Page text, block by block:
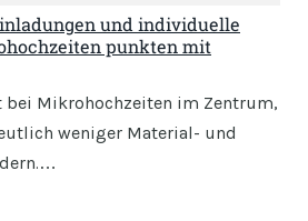
und individuelle
punkten mit
Mikrohochzeiten im Zentrum,
weniger Material- und